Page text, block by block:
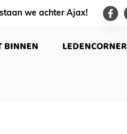
we achter Ajax!
BINNEN LEDENCORNER